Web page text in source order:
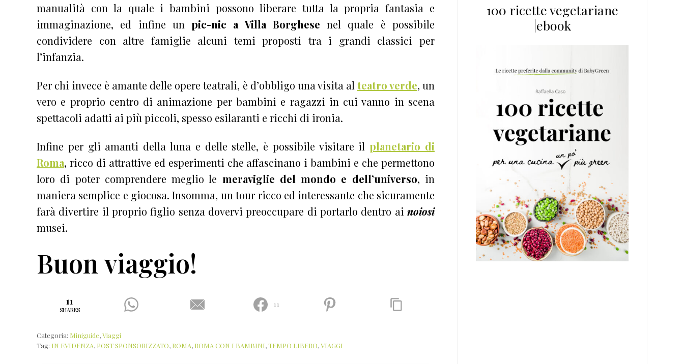
manualità con la quale i bambini possono liberare tutta la propria fantasia e
immaginazione, ed infine un pic-nic a Villa Borghese nel quale è possibile
condividere con altre famiglie alcuni temi proposti tra i grandi classici per
l’infanzia.
Per chi invece è amante delle opere teatrali, è d’obbligo una visita al teatro verde, un
vero e proprio centro di animazione per bambini e ragazzi in cui vanno in scena
spettacoli adatti ai più piccoli, spesso esilaranti e ricchi di ironia.
Infine per gli amanti della luna e delle stelle, è possibile visitare il planetario di
Roma, ricco di attrattive ed esperimenti che affascinano i bambini e che permettono
loro di poter comprendere meglio le meraviglie del mondo e dell’universo, in
maniera semplice e giocosa. Insomma, un tour ricco ed interessante che sicuramente
farà divertire il proprio figlio senza dovervi preoccupare di portarlo dentro ai noiosi
musei.
Buon viaggio!
11
SHARES
11
Categoria: Miniguide,Viaggi
Tag: IN EVIDENZA, POST SPONSORIZZATO, ROMA, ROMA CON I BAMBINI,TEMPO LIBERO,VIAGGI
100 ricette vegetariane
|ebook